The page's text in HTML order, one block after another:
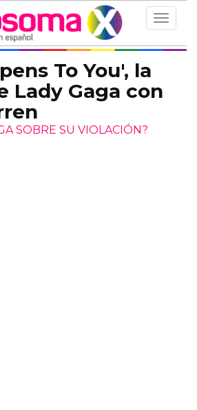
Toggle
To You', la
Lady Gaga con
SOBRE SU VIOLACIÓN?